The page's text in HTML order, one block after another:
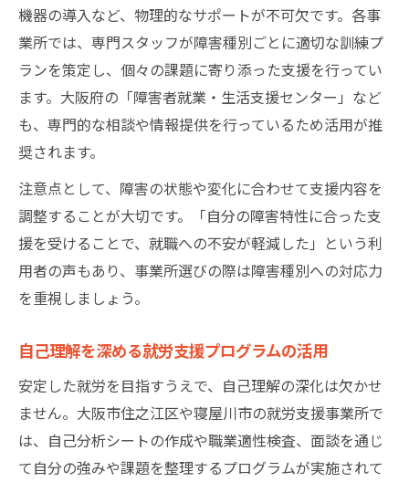
機器の導入など、物理的なサポートが不可欠です。各事
業所では、専門スタッフが障害種別ごとに適切な訓練プ
ランを策定し、個々の課題に寄り添った支援を行ってい
ます。大阪府の「障害者就業・生活支援センター」など
も、専門的な相談や情報提供を行っているため活用が推
奨されます。
注意点として、障害の状態や変化に合わせて支援内容を
調整することが大切です。「自分の障害特性に合った支
援を受けることで、就職への不安が軽減した」という利
用者の声もあり、事業所選びの際は障害種別への対応力
を重視しましょう。
自己理解を深める就労支援プログラムの活用
安定した就労を目指すうえで、自己理解の深化は欠かせ
ません。大阪市住之江区や寝屋川市の就労支援事業所で
は、自己分析シートの作成や職業適性検査、面談を通じ
て自分の強みや課題を整理するプログラムが実施されて